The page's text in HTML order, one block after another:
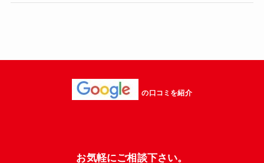
の口コミを紹介
お気軽にご相談下さい。